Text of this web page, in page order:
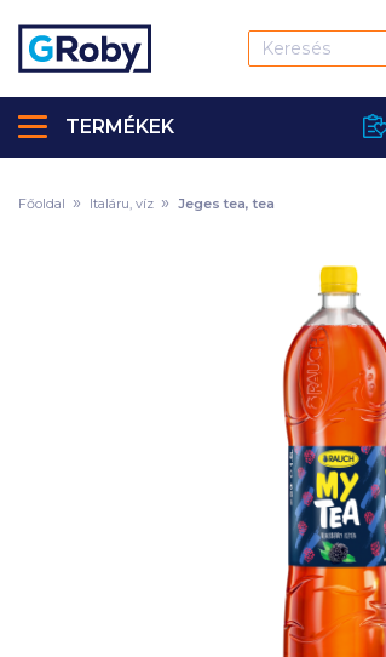
TERMÉKEK
Főoldal Italáru, víz Jeges tea, tea